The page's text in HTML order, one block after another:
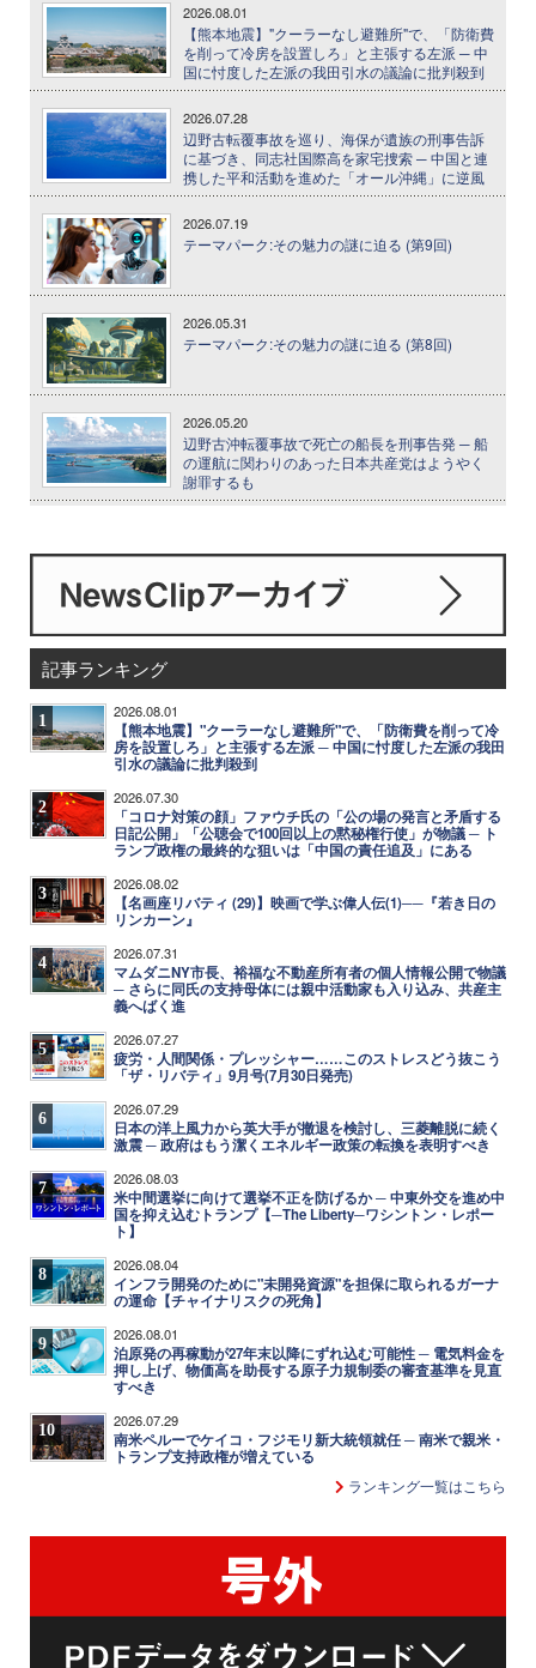
2026.08.01
【熊本地震】"クーラーなし避難所"で、「防衛費
を削って冷房を設置しろ」と主張する左派 ─ 中
国に忖度した左派の我田引水の議論に批判殺到
2026.07.28
辺野古転覆事故を巡り、海保が遺族の刑事告訴
に基づき、同志社国際高を家宅捜索 ─ 中国と連
携した平和活動を進めた「オール沖縄」に逆風
2026.07.19
テーマパーク:その魅力の謎に迫る (第9回)
2026.05.31
テーマパーク:その魅力の謎に迫る (第8回)
2026.05.20
辺野古沖転覆事故で死亡の船長を刑事告発 ─ 船
の運航に関わりのあった日本共産党はようやく
謝罪するも
記事ランキング
1 2026.08.01
【熊本地震】"クーラーなし避難所"で、「防衛費を削って冷
房を設置しろ」と主張する左派 ─ 中国に忖度した左派の我田
引水の議論に批判殺到
2 2026.07.30
「コロナ対策の顔」ファウチ氏の「公の場の発言と矛盾する
日記公開」「公聴会で100回以上の黙秘権行使」が物議 ─ ト
ランプ政権の最終的な狙いは「中国の責任追及」にある
3 2026.08.02
【名画座リバティ (29)】映画で学ぶ偉人伝(1)──『若き日の
リンカーン』
4 2026.07.31
マムダニNY市長、裕福な不動産所有者の個人情報公開で物議
─ さらに同氏の支持母体には親中活動家も入り込み、共産主
義へばく進
5 2026.07.27
疲労・人間関係・プレッシャー……このストレスどう抜こう
「ザ・リバティ」9月号(7月30日発売)
6 2026.07.29
日本の洋上風力から英大手が撤退を検討し、三菱離脱に続く
激震 ─ 政府はもう潔くエネルギー政策の転換を表明すべき
7 2026.08.03
米中間選挙に向けて選挙不正を防げるか ─ 中東外交を進め中
国を抑え込むトランプ【─The Liberty─ワシントン・レポー
ト】
8 2026.08.04
インフラ開発のために"未開発資源"を担保に取られるガーナ
の運命【チャイナリスクの死角】
9 2026.08.01
泊原発の再稼動が27年末以降にずれ込む可能性 ─ 電気料金を
押し上げ、物価高を助長する原子力規制委の審査基準を見直
すべき
10 2026.07.29
南米ペルーでケイコ・フジモリ新大統領就任 ─ 南米で親米・
トランプ支持政権が増えている
ランキング一覧はこちら